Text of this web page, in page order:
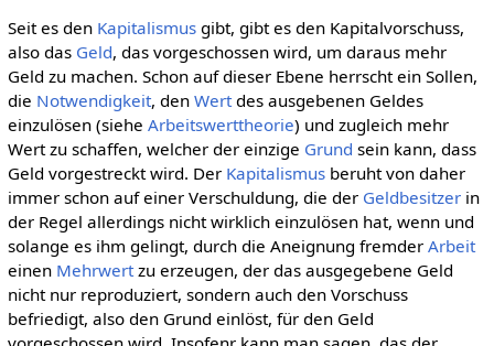
Seit es den Kapitalismusgibt, gibt es den Kapitalvorschuss,
also das Geld, das vorgeschossen wird, um daraus mehr
Geld zu machen. Schon auf dieser Ebene herrscht ein Sollen,
die Notwendigkeit, den Wertdes ausgebenen Geldes
einzulösen (siehe Arbeitswerttheorie) und zugleich mehr
Wert zu schaffen, welcher der einzige Grund sein kann, dass
Geld vorgestreckt wird. Der Kapitalismusberuht von daher
immer schon auf einer Verschuldung, die der Geldbesitzerin
der Regel allerdings nicht wirklich einzulösen hat, wenn und
solange es ihm gelingt, durch die Aneignung fremder Arbeit
einen Mehrwertzu erzeugen, der das ausgegebene Geld
nicht nur reproduziert, sondern auch den Vorschuss
befriedigt, also den Grund einlöst, für den Geld